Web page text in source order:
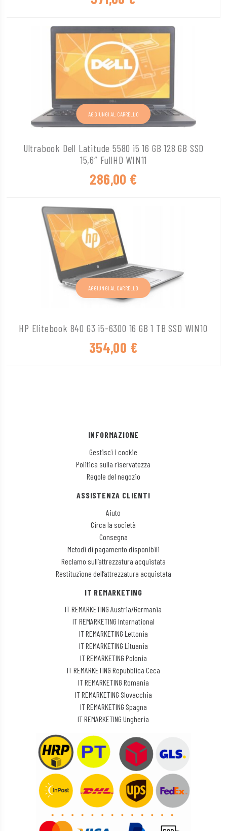
Ultrabook Dell Latitude 5580 i5 16 GB 128 GB SSD
15,6″ FullHD WIN11
286,00 €
AGGIUNGI AL CARRELLO
HP Elitebook 840 G3 i5-6300 16 GB 1 TB SSD WIN10
354,00 €
AGGIUNGI AL CARRELLO
INFORMAZIONE
Gestisci i cookie
Politica sulla riservatezza
Regole del negozio
ASSISTENZA CLIENTI
Aiuto
Circa la società
Consegna
Metodi di pagamento disponibili
Reclamo sull’attrezzatura acquistata
Restituzione dell’attrezzatura acquistata
IT REMARKETING
IT REMARKETING Austria/Germania
IT REMARKETING International
IT REMARKETING Lettonia
IT REMARKETING Lituania
IT REMARKETING Polonia
IT REMARKETING Repubblica Ceca
IT REMARKETING Romania
IT REMARKETING Slovacchia
IT REMARKETING Spagna
IT REMARKETING Ungheria